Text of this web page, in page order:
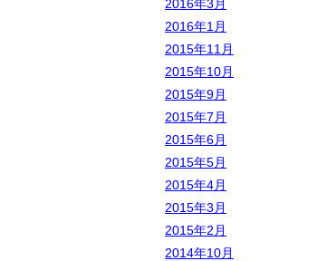
2016年3月
2016年1月
2015年11月
2015年10月
2015年9月
2015年7月
2015年6月
2015年5月
2015年4月
2015年3月
2015年2月
2014年10月